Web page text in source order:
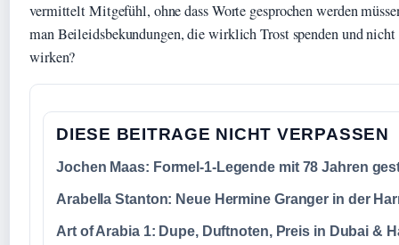
vermittelt Mitgefühl, ohne dass Worte gesprochen werden
man Beileidsbekundungen, die wirklich Trost spenden und nicht
wirken?
DIESE BEITRAGE NICHT VERPASSEN
Jochen Maas: Formel-1-Legende mit 78 Jahren
Arabella Stanton: Neue Hermine Granger in der
Art of Arabia 1: Dupe, Duftnoten, Preis in Dubai &